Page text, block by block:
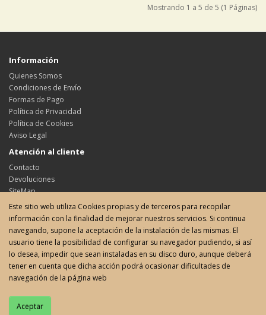
Mostrando 1 a 5 de 5 (1 Páginas)
Información
Quienes Somos
Condiciones de Envío
Formas de Pago
Política de Privacidad
Política de Cookies
Aviso Legal
Atención al cliente
Contacto
Devoluciones
SiteMap
Su cuenta
Su cuenta
Historial de pedidos
Favoritos
Boletín de noticias
Calle Bailén 85 - 08009 Barcelona - Filatelia J.Marin © 2026. Todos los
derechos reservados
Este sitio web utiliza Cookies propias y de terceros para recopilar
información con la finalidad de mejorar nuestros servicios. Si continua
navegando, supone la aceptación de la instalación de las mismas. El
usuario tiene la posibilidad de configurar su navegador pudiendo, si así
lo desea, impedir que sean instaladas en su disco duro, aunque deberá
tener en cuenta que dicha acción podrá ocasionar dificultades de
navegación de la página web
Aceptar